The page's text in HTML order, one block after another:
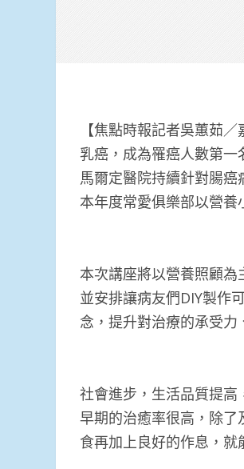
【焦點時報記者吳蕙茹
乳癌，成為罹癌人數第
馬爾定醫院持續針對腸癌
本年度常愛俱樂部以營養
本次講座將以營養照顧為
並安排讓病友們DIY製作
念，提升對治療的承受力
社會進步，生活品質提
早期的治癒率很高，除
食再加上良好的作息，就